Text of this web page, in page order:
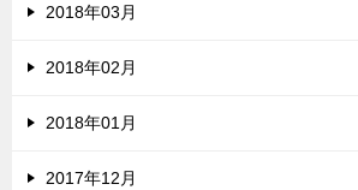
2018年03月
2018年02月
2018年01月
2017年12月